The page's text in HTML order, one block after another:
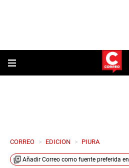
CORREO > EDICION > PIURA
Añadir Correo como fuente preferida en